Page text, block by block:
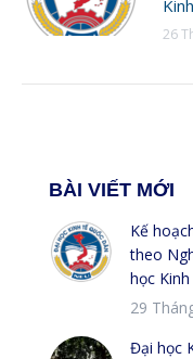
26
BÀI VIẾT MỚI
Kế
theo
học
29
Đại học